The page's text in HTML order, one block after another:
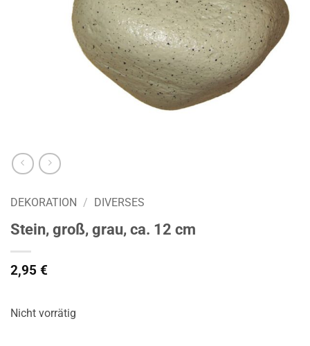
DEKORATION / DIVERSES
Stein, groß, grau, ca. 12 cm
2,95 €
Nicht vorrätig